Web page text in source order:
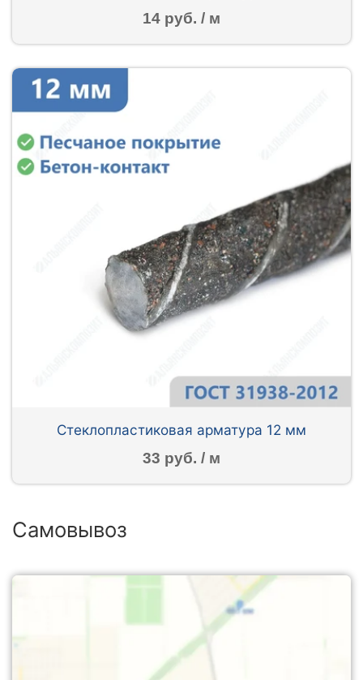
14 руб. / м
Стеклопластиковая арматура 12 мм
33 руб. / м
Самовывоз